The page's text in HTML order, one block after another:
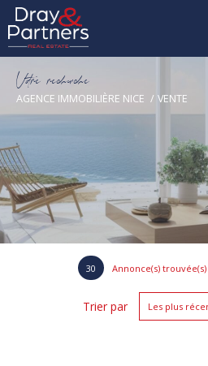
Vore recece
AGENCE IMMOBILIÈRE NICE VENTE
30 Annonce(s)
Trier par Les plus